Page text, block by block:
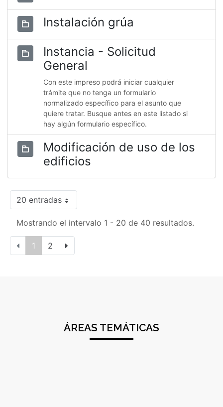
Instalación grúa
Instancia - Solicitud
General
Con este impreso podrá iniciar cualquier
trámite que no tenga un formulario
normalizado específico para el asunto que
quiere tratar. Busque antes en este listado si
hay algún formulario específico.
Modificación de uso de los
edificios
20 entradas
Mostrando el intervalo 1 - 20 de 40 resultados.
1 2
ÁREAS TEMÁTICAS